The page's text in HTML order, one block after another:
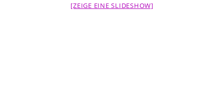
[ZEIGE EINE SLIDESHOW]